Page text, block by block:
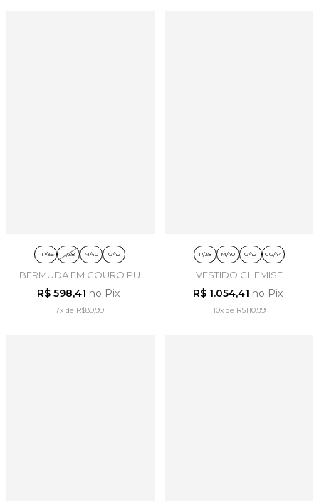
PP/36 P/38 M/40 G/42
BERMUDA EM COURO PU
MARROM - ARTSY
R$ 598,41 no Pix
7x de R$89,99
P/38 M/40 G/42 GG/44
VESTIDO CHEMISE
PESPONTO EM VISCOSE
AZUL - ARTSY
R$ 1.054,41 no Pix
10xde R$110,99